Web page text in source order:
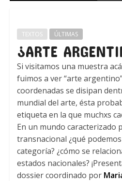
TEXTOS ÚLTIMAS
¿ARTE
Si visitamos una muestra
fuimos a ver “arte
coordenadas se disipan
mundial del arte, ésta
etiqueta en la que muchxs
En un mundo caracterizado
transnacional ¿qué
categoría? ¿cómo se
estados nacionales?
dossier coordinado por